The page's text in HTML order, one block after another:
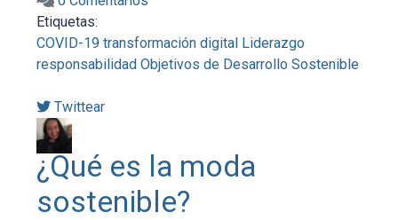
Etiquetas:
COVID-19 transformación digital Liderazgo
responsabilidad Objetivos de Desarrollo Sostenible
Twittear
¿Qué es la moda
sostenible?